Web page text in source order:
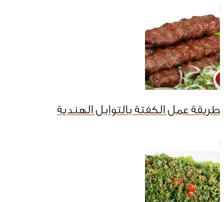
طريقة عمل الكفتة بالتوابل الهندية